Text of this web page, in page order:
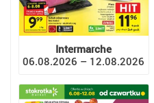
Intermarche
06.08.2026 – 12.08.2026